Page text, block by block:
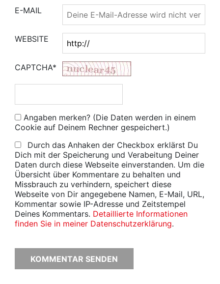
E-MAIL
WEBSITE
CAPTCHA*
Angaben merken? (Die Daten werden in einem
Cookie auf Deinem Rechner gespeichert.)
Durch das Anhaken der Checkbox erklärst Du
Dich mit der Speicherung und Verabeitung Deiner
Daten durch diese Webseite einverstanden. Um die
Übersicht über Kommentare zu behalten und
Missbrauch zu verhindern, speichert diese
Webseite von Dir angegebene Namen, E-Mail, URL,
Kommentar sowie IP-Adresse und Zeitstempel
Deines Kommentars. Detaillierte Informationen
finden Sie in meiner Datenschutzerklärung.